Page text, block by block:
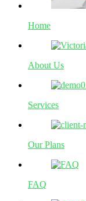
Home
About Us
Services
Our Plans
FAQ